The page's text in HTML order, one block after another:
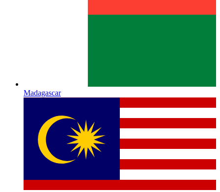
Madagascar